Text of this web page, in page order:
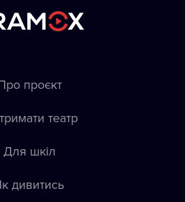
проєкт
театр
Для шкіл
дивитись